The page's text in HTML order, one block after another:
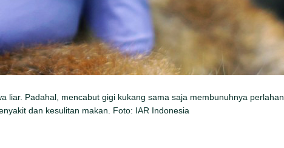
liar. Padahal, mencabut gigi kukang sama saja membunuhnya perlahan,
dan kesulitan makan. Foto: IAR Indonesia